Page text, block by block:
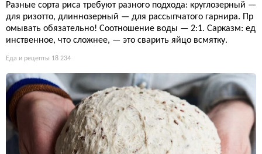
Разные сорта риса требуют разного подхода: круглозерный —
для ризотто, длиннозерный — для рассыпчатого гарнира. Пр
омывать обязательно! Соотношение воды — 2:1. Сарказм: ед
инственное, что сложнее, — это сварить яйцо всмятку.
Еда и рецепты 18 234